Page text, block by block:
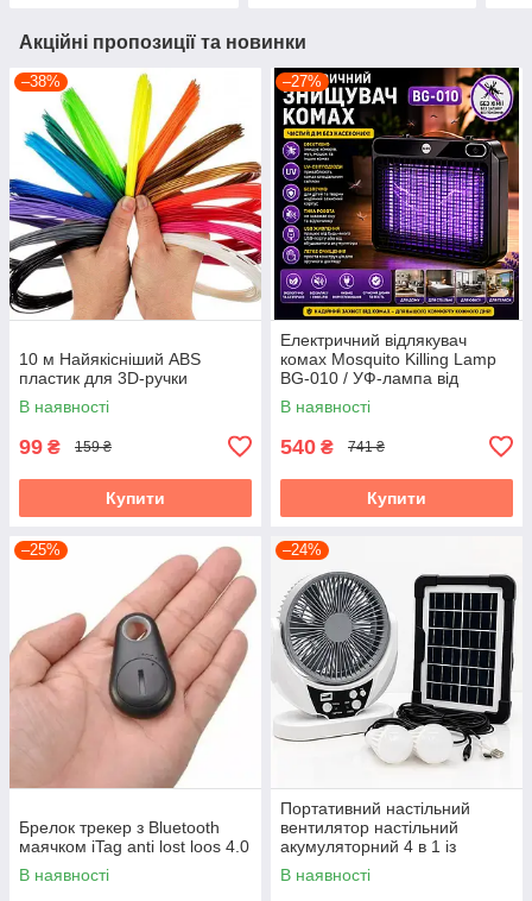
Акційні пропозиції та новинки
–38%
10 м Найякісніший ABS
пластик для 3D-ручки
В наявності
99 ₴ 159 ₴
Купити
–27%
Електричний відлякувач
комах Mosquito Killing Lamp
BG-010 / УФ-лампа від
комарів 360° USB / Настінний
знищувач комах
В наявності
540 ₴ 741 ₴
Купити
–25%
Брелок трекер з Bluetooth
маячком iTag anti lost loos 4.0
В наявності
–24%
Портативний настільний
вентилятор настільний
акумуляторний 4 в 1 із
сонячною панеллю для
кемпінгу та дому
В наявності